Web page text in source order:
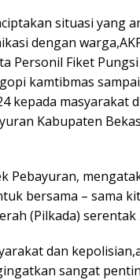
situasi yang
dengan
Personil Fiket
kamtibmas
kepada masyarakat
Kabupaten
Pebayuran,
bersama – sama
(Pilkada) serentak
dan
sangat